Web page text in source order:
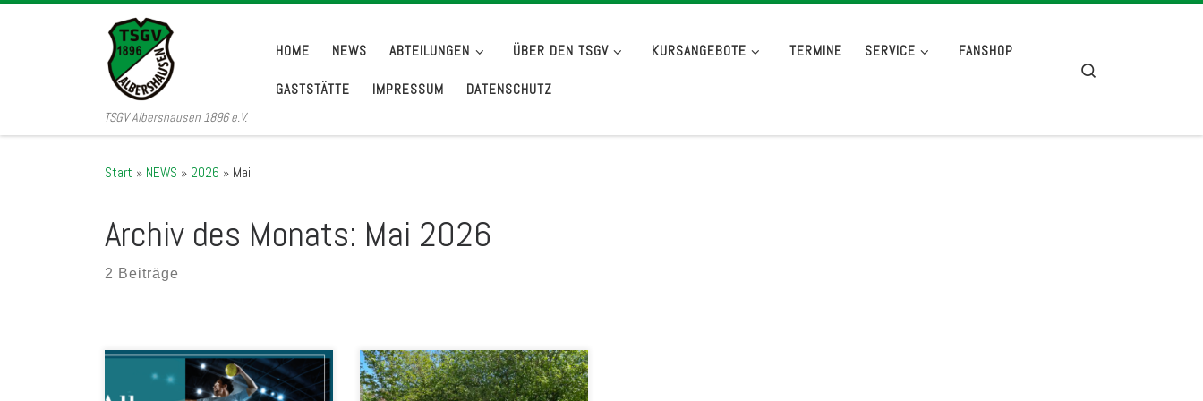
Zum Inhalt springen
TSGV Albershausen 1896 e.V.
HOME NEWS ABTEILUNGEN ÜBER DEN TSGV KURSANGEBOTE TERMINE SERVICE FANSHOP
GASTSTÄTTE IMPRESSUM DATENSCHUTZ
Start » NEWS » 2026 » Mai
Archiv des Monats: Mai 2026
2 Beiträge
Ab sofort beginnt wieder die große
Ein erfolgreiches